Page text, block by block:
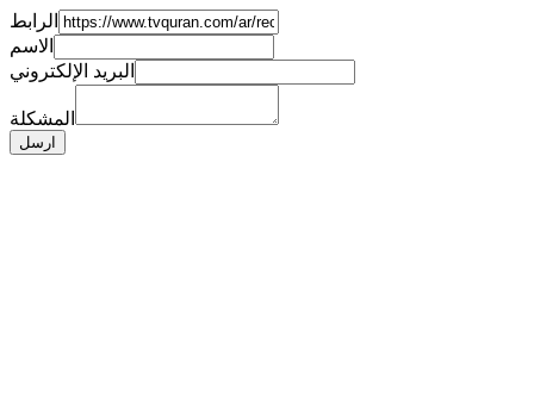
الرابط
الاسم
البريد الإلكتروني
المشكلة
ارسل